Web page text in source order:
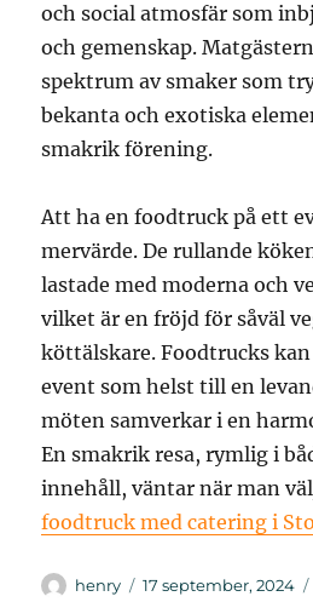
och social atmosfär som
och gemenskap.
spektrum av smaker som
bekanta och exotiska
smakrik förening.
Att ha en foodtruck på ett
mervärde. De rullande
lastade med moderna och
vilket är en fröjd för såväl
köttälskare. Foodtrucks
event som helst till en
möten samverkar i en
En smakrik resa, rymlig i
innehåll, väntar när man
foodtruck med catering i
Författare
henry
Publicerat
17 september, 2024